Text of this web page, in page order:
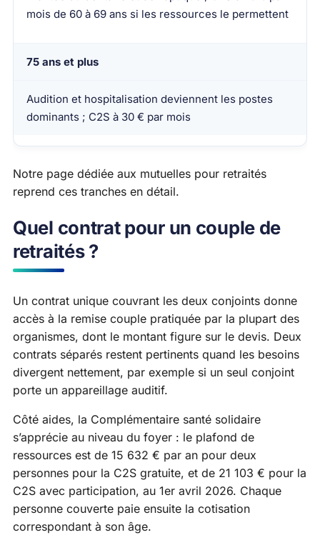
mois de 60 à 69 ans si les ressources le permettent
75 ans et plus
Audition et hospitalisation deviennent les postes
dominants ; C2S à 30 € par mois
Notre page dédiée aux mutuelles pour retraités
reprend ces tranches en détail.
Quel contrat pour un couple de
retraités ?
Un contrat unique couvrant les deux conjoints donne
accès à la remise couple pratiquée par la plupart des
organismes, dont le montant figure sur le devis. Deux
contrats séparés restent pertinents quand les besoins
divergent nettement, par exemple si un seul conjoint
porte un appareillage auditif.
Côté aides, la Complémentaire santé solidaire
s’apprécie au niveau du foyer : le plafond de
ressources est de 15 632 € par an pour deux
personnes pour la C2S gratuite, et de 21 103 € pour la
C2S avec participation, au 1er avril 2026. Chaque
personne couverte paie ensuite la cotisation
correspondant à son âge.